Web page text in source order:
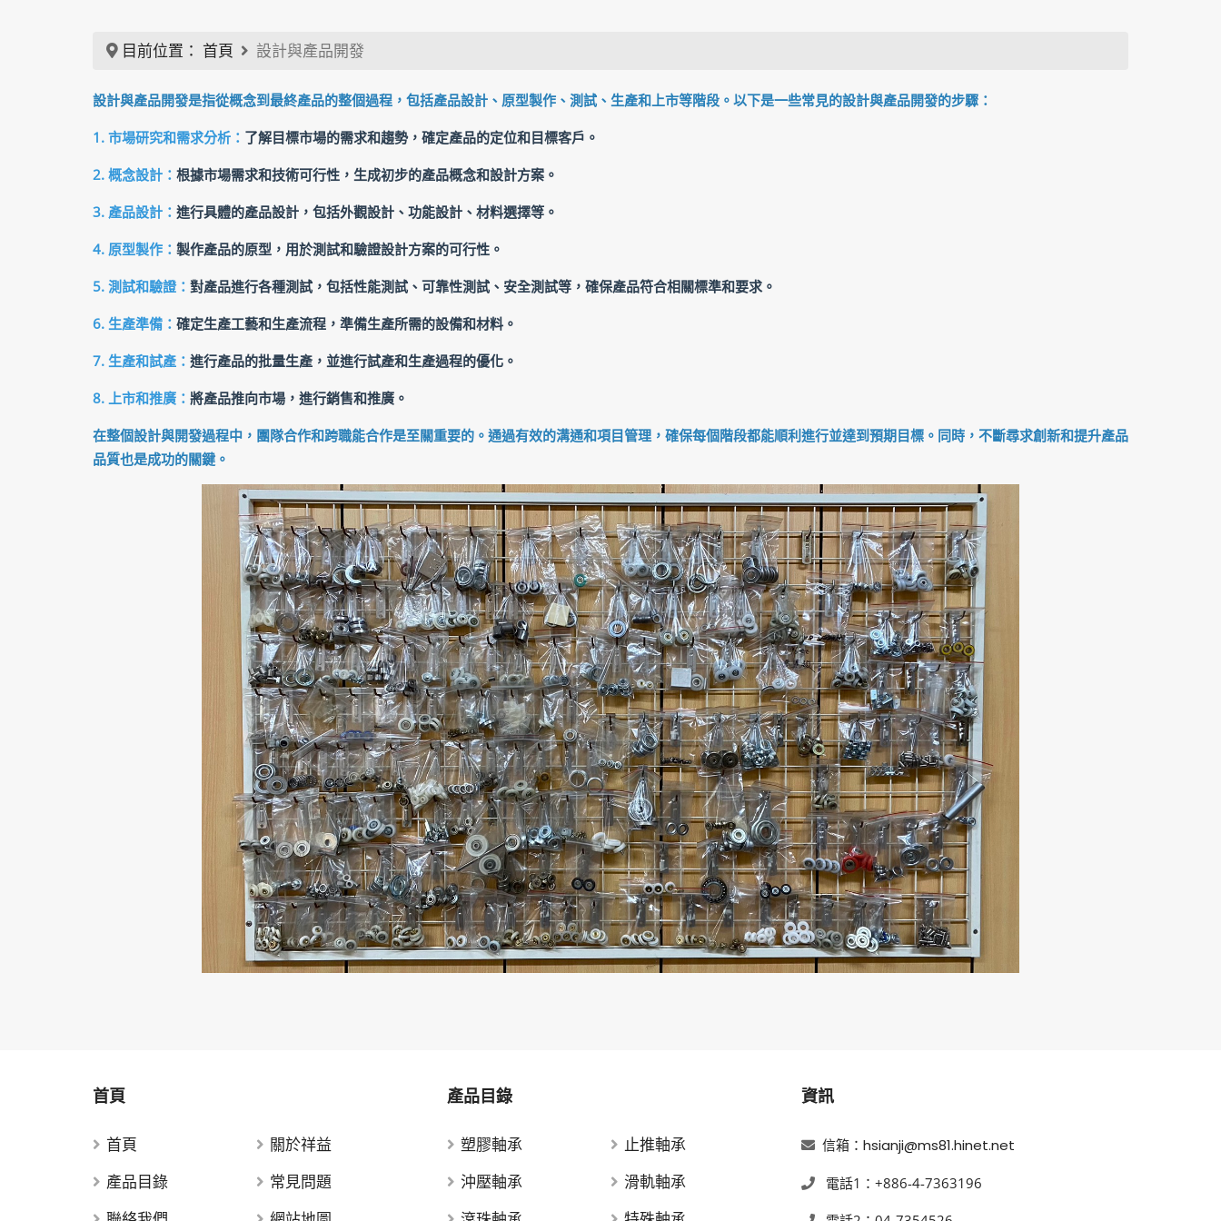
目前位置： 首頁 設計與產品開發
設計與產品開發是指從概念到最終產品的整個過程，包括產品設計、原型製作、測試、生產和上市等階段。以下是一些常見的設計與產品開發的步驟：
1. 市場研究和需求分析： 了解目標市場的需求和趨勢，確定產品的定位和目標客戶。
2. 概念設計： 根據市場需求和技術可行性，生成初步的產品概念和設計方案。
3. 產品設計： 進行具體的產品設計，包括外觀設計、功能設計、材料選擇等。
4. 原型製作： 製作產品的原型，用於測試和驗證設計方案的可行性。
5. 測試和驗證： 對產品進行各種測試，包括性能測試、可靠性測試、安全測試等，確保產品符合相關標準和要求。
6. 生產準備： 確定生產工藝和生產流程，準備生產所需的設備和材料。
7. 生產和試產： 進行產品的批量生產，並進行試產和生產過程的優化。
8. 上市和推廣： 將產品推向市場，進行銷售和推廣。
在整個設計與開發過程中，團隊合作和跨職能合作是至關重要的。通過有效的溝通和項目管理，確保每個階段都能順利進行並達到預期目標。同時，不斷尋求創新和提升產品
品質也是成功的關鍵。
首頁
首頁
關於祥益
產品目錄
常見問題
產品目錄
塑膠軸承
止推軸承
沖壓軸承
滑軌軸承
資訊
信箱：hsianji@ms81.hinet.net
電話1：+886-4-7363196